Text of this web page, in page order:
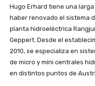
Hugo Erhard tiene una
haber renovado el sistema
planta hidroeléctrica
Geppert. Desde el
2010, se especializa en
de micro y mini centrales
en distintos puntos de